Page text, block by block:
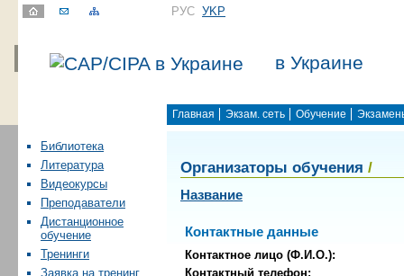
РУС УKР
в Украине
Главная Экзам. сеть Обучение
Библиотека
Литература
Видеокурсы
Преподаватели
Дистанционное
обучение
Тренинги
Заявка на тренинг
Организаторы обучения /
Название
Контактные данные
Контактное лицо (Ф.И.О.):
Контактный телефон: